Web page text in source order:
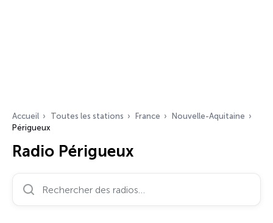
Accueil Toutes les stations France
Nouvelle-Aquitaine
Périgueux
Radio Périgueux